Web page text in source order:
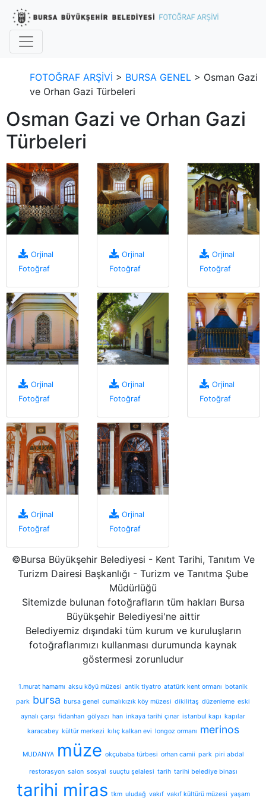
FOTOĞRAF ARŞİVİ > BURSA GENEL > Osman Gazi
ve Orhan Gazi Türbeleri
Osman Gazi ve Orhan Gazi
Türbeleri
Orjinal
Fotoğraf
Orjinal
Fotoğraf
Orjinal
Fotoğraf
Orjinal
Fotoğraf
Orjinal
Fotoğraf
Orjinal
Fotoğraf
Orjinal
Fotoğraf
Orjinal
Fotoğraf
©Bursa Büyükşehir Belediyesi - Kent Tarihi, Tanıtım Ve
Turizm Dairesi Başkanlığı - Turizm ve Tanıtma Şube
Müdürlüğü
Sitemizde bulunan fotoğrafların tüm hakları Bursa
Büyükşehir Belediyesi'ne aittir
Belediyemiz dışındaki tüm kurum ve kuruluşların
fotoğraflarımızı kullanması durumunda kaynak
göstermesi zorunludur
1.murat hamamı aksu köyü müzesi antik tiyatro atatürk kent ormanı botanik
park bursa bursa genel cumalıkızık köy müzesi dikilitaş düzenleme eski
aynalı çarşı fidanhan gölyazı han inkaya tarihi çınar istanbul kapı kapılar
karacabey kültür merkezi kılıç kalkan evi longoz ormanı merinos
MUDANYA müze okçubaba türbesi orhan camii park piri abdal
restorasyon salon sosyal suuçtu şelalesi tarih tarihi belediye binası
tarihi miras tkm uludağ vakıf vakıf kültürü müzesi yaşam